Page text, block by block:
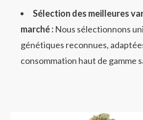
Sélection des meilleures
marché : Nous sélectionnons
génétiques reconnues,
consommation haut de gamme